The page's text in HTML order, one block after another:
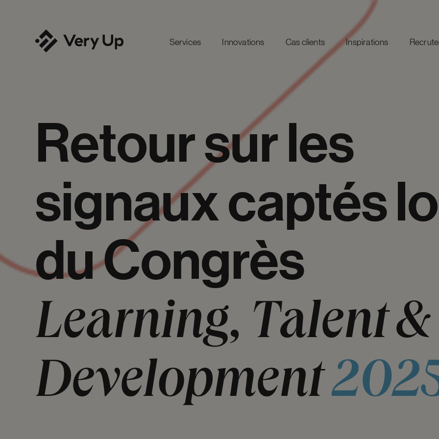
Services Innovations Cas clients Inspirations
Retoursurles
signauxcaptés
duCongrès
Learning, Talent&
Development